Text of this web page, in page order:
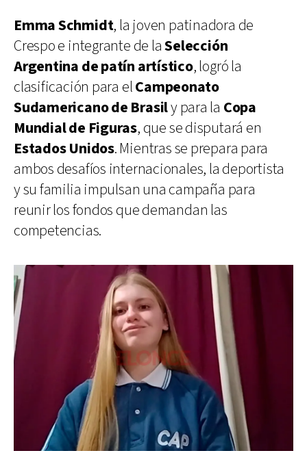
Emma Schmidt, la joven patinadora de
Crespo e integrante de laSelección
Argentina de patín artístico, logró la
clasificación para elCampeonato
Sudamericano de Brasily para la Copa
Mundial de Figuras, que se disputará en
Estados Unidos. Mientras se prepara para
ambos desafíos internacionales, la deportista
y su familia impulsan una campaña para
reunir los fondos que demandan las
competencias.